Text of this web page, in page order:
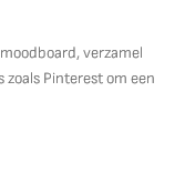
verzamel
Pinterest om een